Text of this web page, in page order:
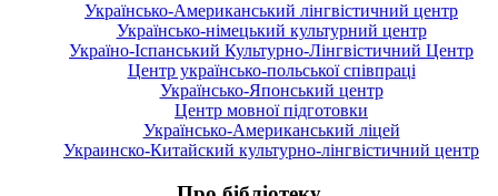
Українсько-Американський лінгвістичний центр
Українсько-німецький культурний центр
Україно-Іспанський Культурно-Лінгвістичний Центр
Центр українсько-польської співпраці
Українсько-Японський центр
Центр мовної підготовки
Українсько-Американський ліцей
Украинско-Китайский культурно-лінгвістичний центр